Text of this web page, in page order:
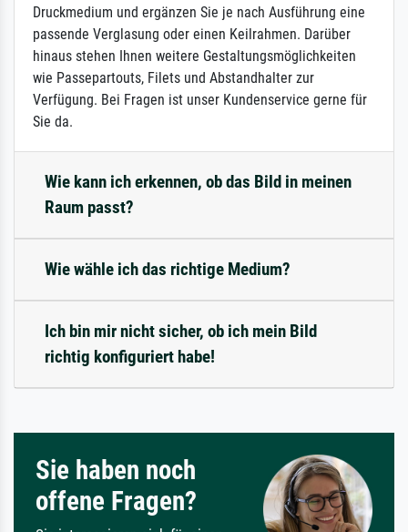
Druckmedium und ergänzen Sie je nach Ausführung eine
passende Verglasung oder einen Keilrahmen. Darüber
hinaus stehen Ihnen weitere Gestaltungsmöglichkeiten
wie Passepartouts, Filets und Abstandhalter zur
Verfügung. Bei Fragen ist unser Kundenservice gerne für
Sie da.
Wie kann ich erkennen, ob das Bild in meinen
Raum passt?
Wie wähle ich das richtige Medium?
Ich bin mir nicht sicher, ob ich mein Bild
richtig konfiguriert habe!
Sie haben noch
offene Fragen?